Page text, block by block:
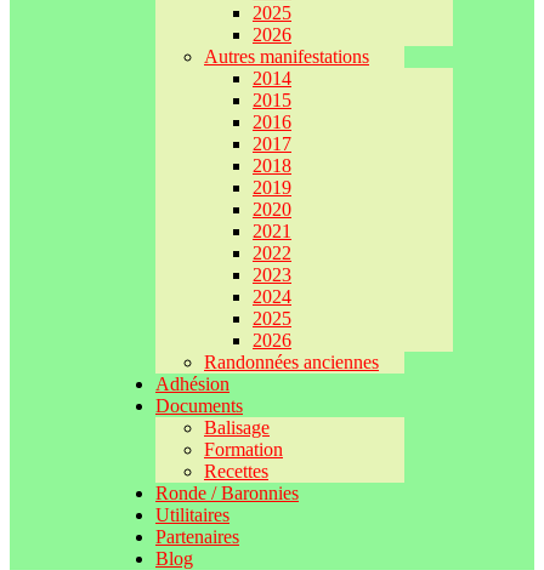
2025
2026
Autres manifestations
2014
2015
2016
2017
2018
2019
2020
2021
2022
2023
2024
2025
2026
Randonnées anciennes
Adhésion
Documents
Balisage
Formation
Recettes
Ronde / Baronnies
Utilitaires
Partenaires
Blog